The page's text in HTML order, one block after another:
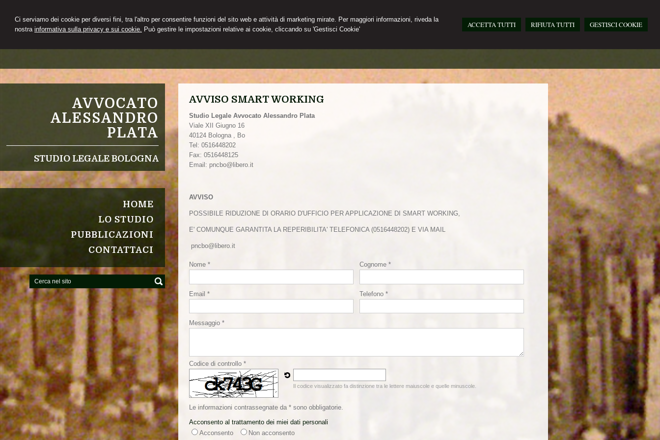
Ci serviamo dei cookie per diversi fini, tra l'altro per consentire funzioni del sito web e attività di marketing mirate. Per maggiori informazioni, riveda la
nostra informativa sulla privacy e sui cookie. Può gestire le impostazioni relative ai cookie, cliccando su 'Gestisci Cookie'
ACCETTA TUTTI RIFIUTA TUTTI GESTISCI COOKIE
AVVOCATO
ALESSANDRO
PLATA
STUDIO LEGALE BOLOGNA
HOME
LO STUDIO
PUBBLICAZIONI
CONTATTACI
AVVISO SMART WORKING
Studio Legale Avvocato Alessandro Plata
Viale XII Giugno 16
40124 Bologna
Bo
Tel:0516448202
Fax:0516448125
Email: pncbo@libero.it
AVVISO
POSSIBILE RIDUZIONE DI ORARIO D'UFFICIO PER APPLICAZIONE DI SMART WORKING,
E' COMUNQUE GARANTITA LA REPERIBILITA' TELEFONICA (0516448202) E VIA MAIL
pncbo@libero.it
Nome * Cognome *
Email * Telefono *
Messaggio *
Codice di controllo *
Il codice visualizzato fa distinzione tra le lettere maiuscole e quelle minuscole.
Le informazioni contrassegnate da * sono obbligatorie.
Acconsento al trattamento dei miei dati personali
Acconsento
Non acconsento